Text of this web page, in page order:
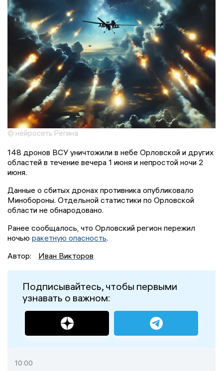
© нейросеть Регина
148 дронов ВСУ уничтожили в небе Орловской и других
областей в течение вечера 1 июня и непростой ночи 2
июня.
Данные о сбитых дронах противника опубликовало
Минобороны. Отдельной статистики по Орловской
области не обнародовано.
Ранее сообщалось, что Орловский регион пережил
ночью ракетную опасность.
Автор:
Иван Викторов
Подписывайтесь, чтобы первыми
узнавать о важном:
10:00